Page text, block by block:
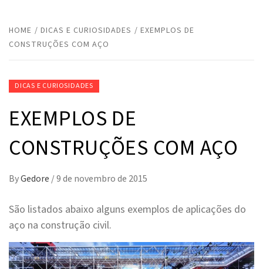
HOME DICAS E CURIOSIDADES
EXEMPLOS DE
CONSTRUÇÕES COM AÇO
DICAS E CURIOSIDADES
EXEMPLOS DE
CONSTRUÇÕES COM AÇO
ByGedore /9 de novembro de 2015
São listados abaixo alguns exemplos de aplicações do
aço na construção civil.